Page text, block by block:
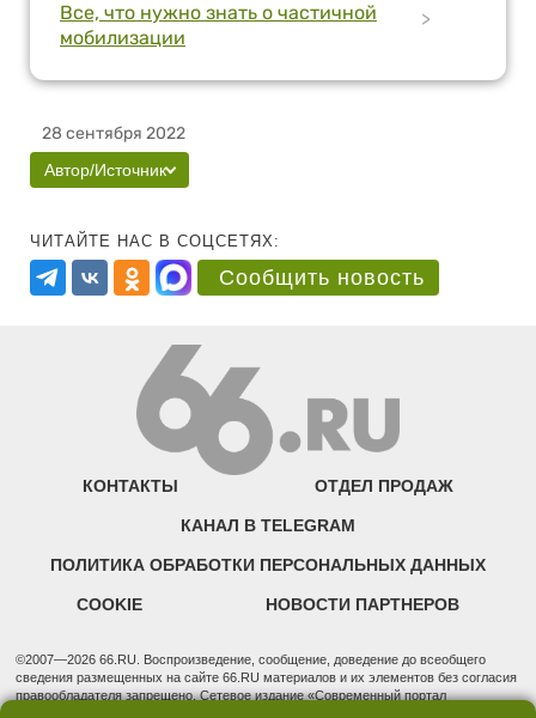
Все, что нужно знать о частичной
мобилизации
>
28 сентября 2022
Автор/Источник
ЧИТАЙТЕ НАС В СОЦСЕТЯХ:
Сообщить новость
КОНТАКТЫ ОТДЕЛ ПРОДАЖ
КАНАЛ В TELEGRAM
ПОЛИТИКА ОБРАБОТКИ ПЕРСОНАЛЬНЫХ ДАННЫХ
COOKIE НОВОСТИ ПАРТНЕРОВ
©2007—2026 66.RU. Воспроизведение, сообщение, доведение до всеобщего
сведения размещенных на сайте 66.RU материалов и их элементов без согласия
правообладателя запрещено. Сетевое издание «Современный портал